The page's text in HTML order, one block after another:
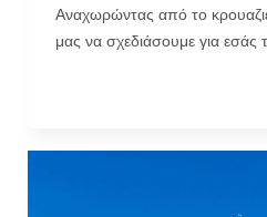
Αναχωρώντας από το
μας να σχεδιάσουμε για εσάς